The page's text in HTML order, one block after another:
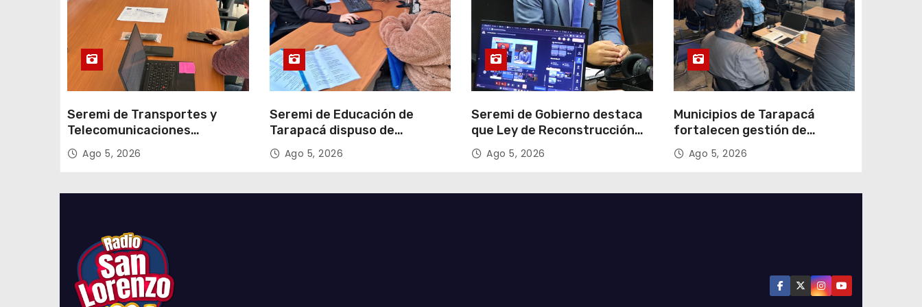
a
s
Seremi de Transportes y
Telecomunicaciones
encabezó primera mesa de
coordinación para el retiro de
Ago 5, 2026
Seremi de Educación de
Tarapacá dispuso de
facilitadores para apoyar
proceso de Admisión Escolar
Ago 5, 2026
Seremi de Gobierno destaca
que Ley de Reconstrucción
Nacional impulsará la
inversión y el empleo en
Ago 5, 2026
Municipios de Tarapacá
fortalecen gestión de
subsidios de agua potable en
jornada regional organizada
ANDESS
Ago 5, 2026